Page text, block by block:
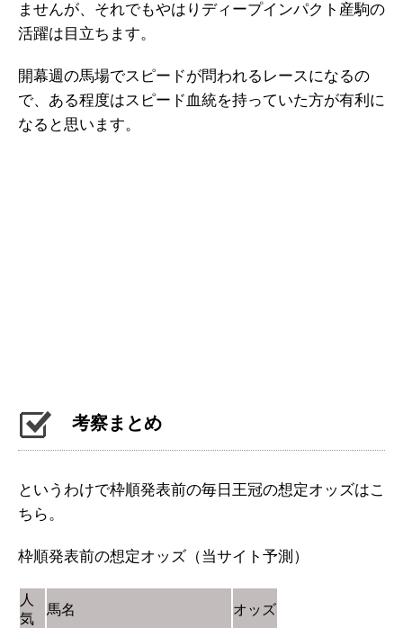
ませんが、それでもやはりディープインパクト産駒の
活躍は目立ちます。
開幕週の馬場でスピードが問われるレースになるの
で、ある程度はスピード血統を持っていた方が有利に
なると思います。
考察まとめ
というわけで枠順発表前の毎日王冠の想定オッズはこ
ちら。
枠順発表前の想定オッズ（当サイト予測）
人
気
馬名 オッズ